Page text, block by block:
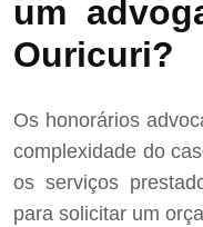
um
Ouricuri?
Os honorários
complexidade do
os serviços
para solicitar um